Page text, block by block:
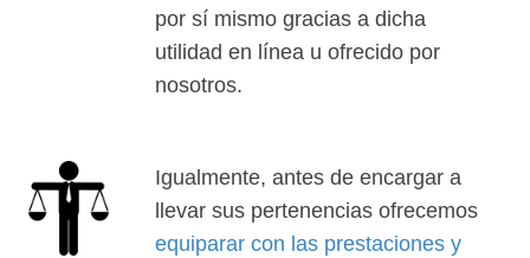
por sí mismo gracias a dicha
utilidad en línea u ofrecido por
nosotros.
Igualmente, antes de encargar a
llevar sus pertenencias ofrecemos
equiparar con las prestaciones y